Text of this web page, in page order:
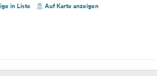
De Correos 26, 46530, Puçol, Spanje
in Liste
Auf Karte anzeigen